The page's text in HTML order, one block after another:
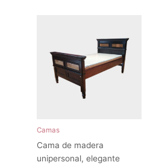
Camas
Cama de madera
unipersonal, elegante